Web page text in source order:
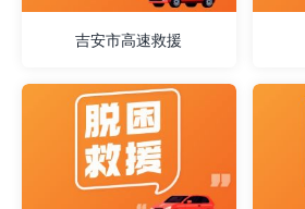
吉安市高速救援